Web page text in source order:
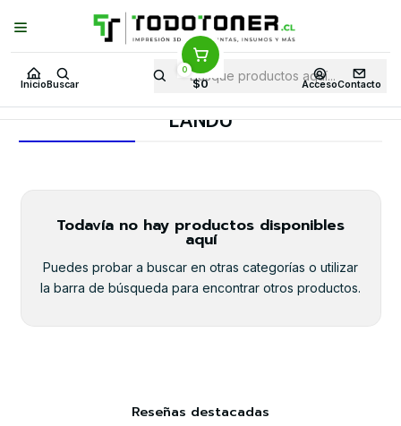
Inicio Buscar
0
$0 AccesoContacto
Puedes Elegir: Comprar enTienda· Despachoa Todo Chile · Retiro en
Tienda en24 Horas
Inicio Todo 3D FILAMENTOS PACK DE FILAMENTOS PLA
LANDU
LANDU
Todavía no hay productos disponibles
aquí
Puedes probar a buscar en otras categorías o utilizar
la barra de búsqueda para encontrar otros productos.
Reseñas destacadas